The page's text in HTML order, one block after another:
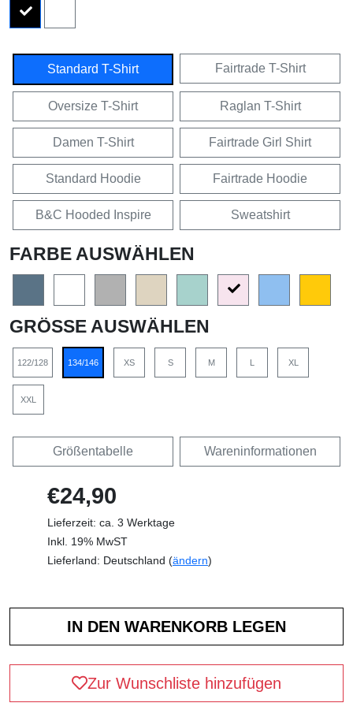
Standard T-Shirt Fairtrade T-Shirt
Oversize T-Shirt Raglan T-Shirt
Damen T-Shirt Fairtrade Girl Shirt
Standard Hoodie Fairtrade Hoodie
B&C Hooded Inspire Sweatshirt
FARBE AUSWÄHLEN
GRÖSSE AUSWÄHLEN
122/128 134/146 XS S M L XL
XXL
Größentabelle Wareninformationen
€24,90
Lieferzeit: ca. 3 Werktage
Inkl. 19% MwST
Lieferland: Deutschland (ändern)
Zur Wunschliste hinzufügen